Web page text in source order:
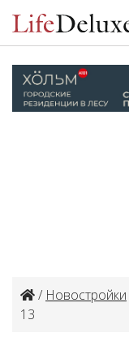
/ Новостройки
13